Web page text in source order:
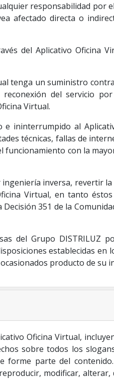
responsabilidad por
afectado directa o
del Aplicativo Oficina
tenga un suministro
del servicio
Virtual.
e ininterrumpido al
técnicas, fallas de
funcionamiento con la
inversa, revertir
Virtual, en tanto
351 de la
del Grupo DISTRILUZ
establecidas en
producto de su
Oficina Virtual,
sobre todos los
parte del contenido.
modificar,